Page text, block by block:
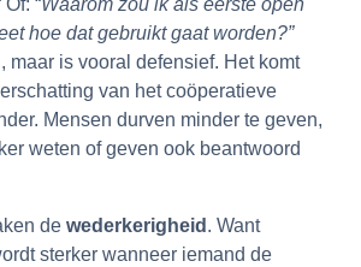
Of: “Waarom zou ik als eerste open
hoe dat gebruikt gaat worden?”
maar is vooral defensief. Het komt
van het coöperatieve
Mensen durven minder te geven,
weten of geven ook beantwoord
de wederkerigheid . Want
sterker wanneer iemand de